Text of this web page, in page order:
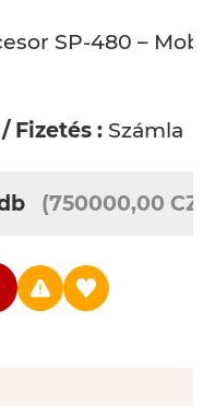
SP-480 –
Fizetés : Számla
(750000,00